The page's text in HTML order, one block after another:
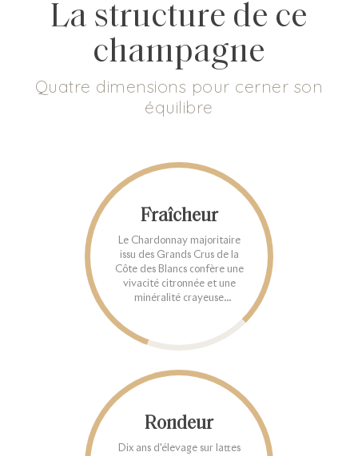
La structure de ce
champagne
Quatre dimensions pour cerner son
équilibre
Fraîcheur
Le Chardonnay majoritaire
issu des Grands Crus de la
Côte des Blancs confère une
vivacité citronnée et une
minéralité crayeuse
Rondeur
Dix ans d'élevage sur lattes